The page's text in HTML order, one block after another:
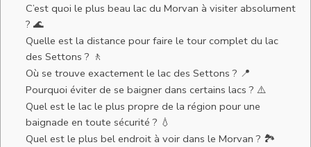
C’est quoi le plus beau lac du Morvan à visiter absolument
? 🌊
Quelle est la distance pour faire le tour complet du lac
des Settons ? 🚶
Où se trouve exactement le lac des Settons ? 📍
Pourquoi éviter de se baigner dans certains lacs ? ⚠️
Quel est le lac le plus propre de la région pour une
baignade en toute sécurité ? 💧
Quel est le plus bel endroit à voir dans le Morvan ? 🏞️